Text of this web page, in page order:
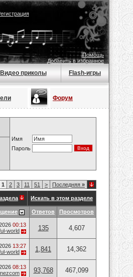
Помощь
Добавить в избранное
Видео приколы Flash-игры
Форум
Имя
Пароль
1 2 3 11 51 > Последняя »
Искать в этом разделе
Ответов Просмотров
00:13
world 135 4,607
13:27
world 1,841 14,362
08:13
93,768 467,099